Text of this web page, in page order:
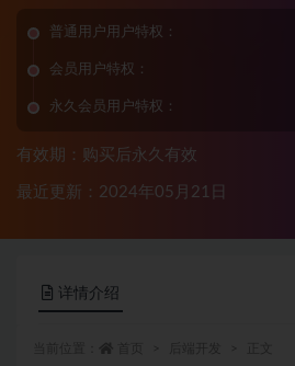
普通用户用户特权：
会员用户特权：
永久会员用户特权：
有效期：购买后永久有效
最近更新：2024年05月21日
详情介绍